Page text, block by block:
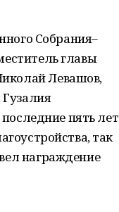
Собрания–
главы
Левашов,
пять лет
так
награждение